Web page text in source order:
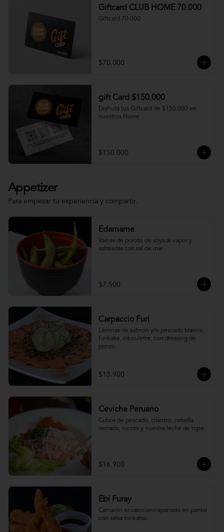
Giftcard CLUB HOME 70.000
Giftcard 70.000
$70.000
gift Card $150.000
Disfruta tus Giftcard de $150.000 en
nuestros Home
$150.000
Appetizer
Para empezar tu experiencia y compartir.
Edamame
Vainas de poroto de soya al vapor y
salteadas con sal de mar
$7.500
Carpaccio Furi
Láminas de salmón y/o pescado blanco,
furikake, ciboulette, con dressing de
ponzu.
$13.900
Ceviche Peruano
Cubos de pescado, cilántro, cebolla
morada, rocoto y nuestra leche de tigre.
$16.900
Ebi Furay
Camarón ecuatoriano apanado en panko
con salsa tonkatsu.